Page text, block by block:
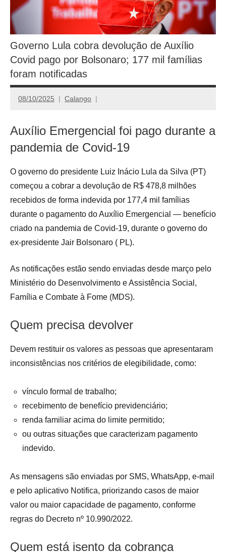
Governo Lula cobra devolução de Auxílio
Covid pago por Bolsonaro; 177 mil famílias
foram notificadas
08/10/2025 Calango
Auxílio Emergencial foi pago durante a
pandemia de Covid-19
O governo do presidente Luiz Inácio Lula da Silva (PT)
começou a cobrar a devolução de R$ 478,8 milhões
recebidos de forma indevida por 177,4 mil famílias
durante o pagamento do Auxílio Emergencial — benefício
criado na pandemia de Covid-19, durante o governo do
ex-presidente Jair Bolsonaro ( PL).
As notificações estão sendo enviadas desde março pelo
Ministério do Desenvolvimento e Assistência Social,
Família e Combate à Fome (MDS).
Quem precisa devolver
Devem restituir os valores as pessoas que apresentaram
inconsistências nos critérios de elegibilidade, como:
vínculo formal de trabalho;
recebimento de benefício previdenciário;
renda familiar acima do limite permitido;
ou outras situações que caracterizam pagamento
indevido.
As mensagens são enviadas por SMS, WhatsApp, e-mail
e pelo aplicativo Notifica, priorizando casos de maior
valor ou maior capacidade de pagamento, conforme
regras do Decreto nº 10.990/2022.
Quem está isento da cobrança